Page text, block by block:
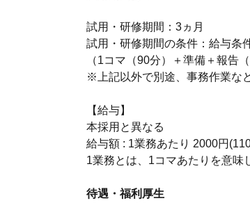
試用・研修期間：3ヵ月
試用・研修期間の条件：給与条
（1コマ（90分）＋準備＋報告
※上記以外で別途、事務作業な
【給与】
本採用と異なる
給与額 : 1業務あたり 2000円
1業務とは、1コマあたりを意味
待遇・福利厚生